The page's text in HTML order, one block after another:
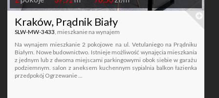
Kraków, Prądnik Biały
SLW-MW-3433 , mieszkanie na wynajem
Na wynajem mieszkanie 2 pokojowe na ul. Vetulaniego na Prądniku
Białym. Nowe budownictwo. Istnieje możliwość wynajęcia mieszkania
z jednym lub z dwoma miejscami parkingowymi obok siebie w garażu
podziemnym. salon z aneksem kuchennym sypialnia balkon łazienka
przedpokój Ogrzewanie ...